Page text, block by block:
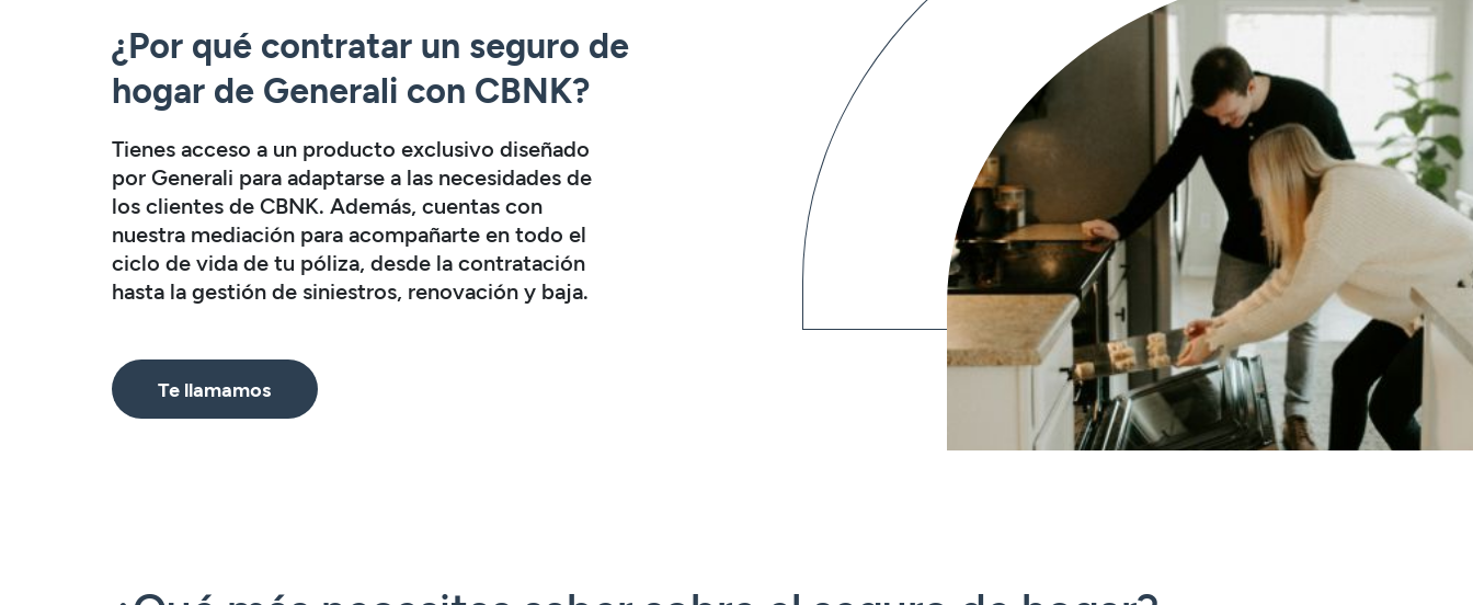
¿Por qué contratar un seguro de
hogar de Generali con CBNK?
Tienes acceso a un producto exclusivo diseñado
por Generali para adaptarse a las necesidades de
los clientes de CBNK. Además, cuentas con
nuestra mediación para acompañarte en todo el
ciclo de vida de tu póliza, desde la contratación
hasta la gestión de siniestros, renovación y baja.
Te llamamos